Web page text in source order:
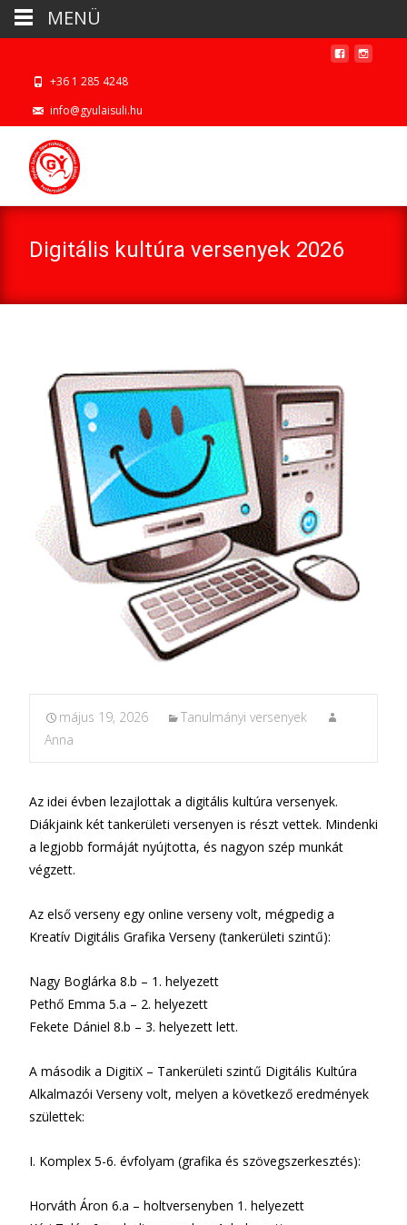
+36 1 285 4248
info@gyulaisuli.hu
Digitális kultúra versenyek 2026
május 19, 2026
Tanulmányi versenyek
Anna
Az idei évben lezajlottak a digitális kultúra versenyek.
Diákjaink két tankerületi versenyen is részt vettek. Mindenki
a legjobb formáját nyújtotta, és nagyon szép munkát
végzett.
Az első verseny egy online verseny volt, mégpedig a
Kreatív Digitális Grafika Verseny (tankerületi szintű):
Nagy Boglárka 8.b – 1. helyezett
Pethő Emma 5.a – 2. helyezett
Fekete Dániel 8.b – 3. helyezett lett.
A második a DigitiX – Tankerületi szintű Digitális Kultúra
Alkalmazói Verseny volt, melyen a következő eredmények
születtek:
I. Komplex 5-6. évfolyam (grafika és szövegszerkesztés):
Horváth Áron 6.a – holtversenyben 1. helyezett
MENÜ